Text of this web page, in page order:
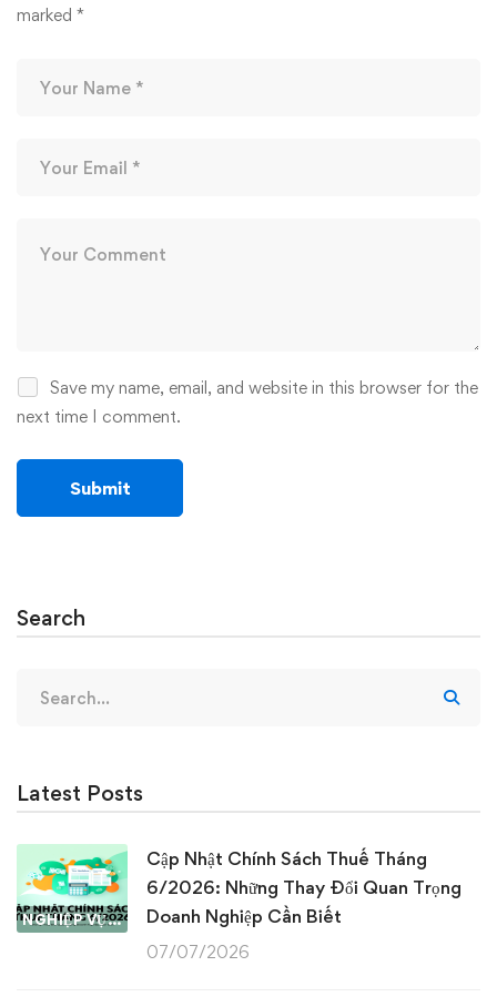
marked *
Save my name, email, and website in this browser for the
next time I comment.
Search
for:
Latest Posts
NGHIỆP VỤ KẾ TOÁN & THUẾ
Cập Nhật Chính Sách Thuế Tháng
6/2026: Những Thay Đổi Quan Trọng
Doanh Nghiệp Cần Biết
07/07/2026